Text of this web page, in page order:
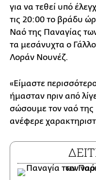
για να τεθεί υπό
τις 20:00 το βράδυ
Ναό της Παναγίας
τα μεσάνυχτα ο
Λοράν Νουνέζ.
«Είμαστε
ήμασταν πριν από
σώσουμε τον ναό της
ανέφερε